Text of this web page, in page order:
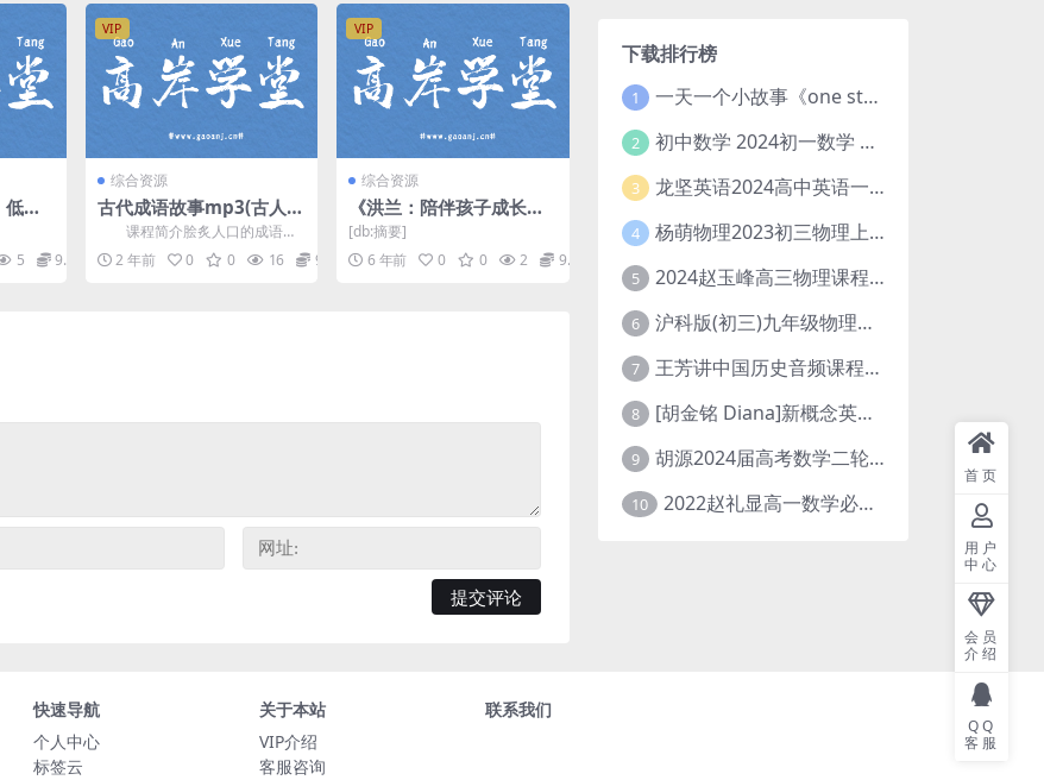
成
盘
5 9.9
VIP
综合资源
古代成语故事mp3(古人古
事讲成语音频400集)百度
网盘
课程简介脍炙人口的成语故
事mp3音频资源，共400集 本着
趣味性、可读性、知...
2 年前 0 0 16 9.9
VIP
综合资源
《洪兰：陪伴孩子成长的1
08节必修课》MP3音频 百
度网盘下载
[db:摘要]
6 年前
0 0 2 9.9
下载排行榜
1 一天一个小故事《one story a day》初中版 百度网盘分享下载
2 初中数学 2024初一数学 朱韬数学 S班春季下 A+班春季下 百度云网盘
3 龙坚英语2024高中英语一轮系统班(全国卷+北京卷)
4 杨萌物理2023初三物理上秋季A+班(视频+讲义) 百度网盘分享
5 2024赵玉峰高三物理课程24年高考物理一轮复习网课教程
6 沪科版(初三)九年级物理全一册网课教学视频全集(录播版 杜春雨 66讲)
7 王芳讲中国历史音频课程全集(上下五千年)
8 [胡金铭 Diana]新概念英语第1册教学视频课程(全集 百度网盘下载)
9 胡源2024届高考数学二轮寒假春季精讲 百度网盘分享
10 2022赵礼显高一数学必修一课程视频资源(秋季班 含讲义)百度网盘云
快速导航
个人中心
标签云
关于本站
VIP介绍
客服咨询
联系我们
首页
用户
中心
会员
介绍
QQ
客服